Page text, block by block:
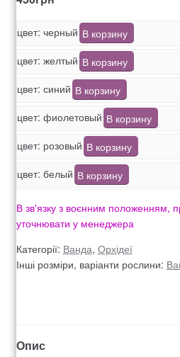
Оформление заказа
Рахунок 1060
Рахунок 1606
Рахунок 2415
рахунок 3545
рахунок 4500
Рахунок 5200
Рахунок 936
цвет: черный В корзину
цвет: желтый В корзину
цвет: синий В корзину
цвет: фиолетовый В корзину
цвет: розовый В корзину
цвет: белый В корзину
В зв'язку з воєнним положенням,
уточнювати у менеджера
Категорії: Ванда, Орхідеї
Інші розміри, варіанти рослини:
Опис